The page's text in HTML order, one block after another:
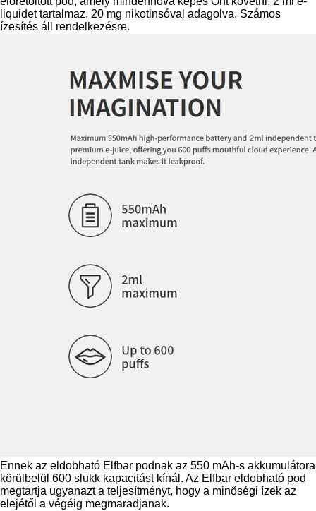
liquidet tartalmaz, 20 mg nikotinsóval adagolva. Számos
ízesítés áll rendelkezésre.
Ennek az eldobható Elfbar podnak az 550 mAh-s akkumulátora
körülbelül 600 slukk kapacitást kínál. Az Elfbar eldobható pod
megtartja ugyanazt a teljesítményt, hogy a minőségi ízek az
elejétől a végéig megmaradjanak.